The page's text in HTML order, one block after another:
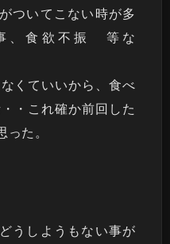
ついてこない時が多
、食欲不振 等な
くていいから、食べ
・これ確か前回した
た。
うしようもない事が